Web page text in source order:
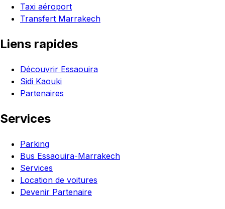
Taxi aéroport
Transfert Marrakech
Liens rapides
Découvrir Essaouira
Sidi Kaouki
Partenaires
Services
Parking
Bus Essaouira-Marrakech
Services
Location de voitures
Devenir Partenaire